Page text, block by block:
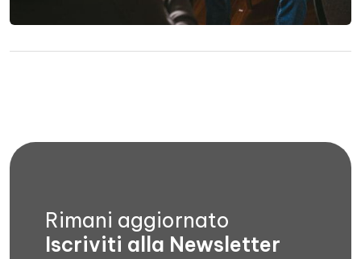
Rimani aggiornato
Iscriviti alla Newsletter